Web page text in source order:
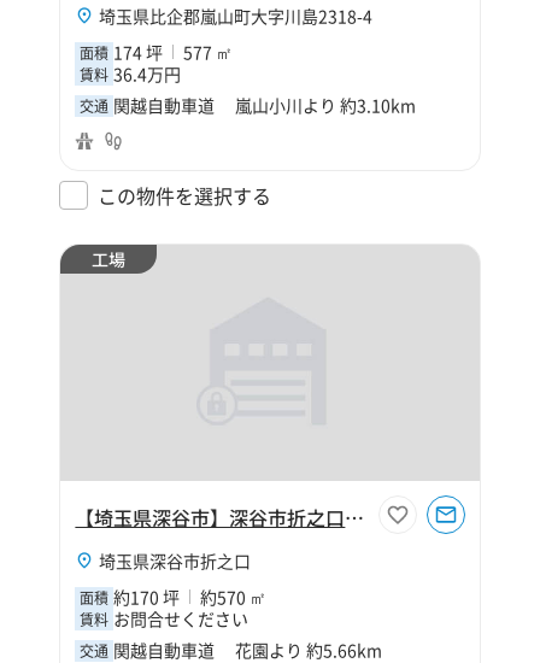
埼玉県比企郡嵐山町大字川島2318-4
面積 174 坪 577 ㎡
賃料 36.4万円
交通 関越自動車道 嵐山小川より 約3.10km
この物件を選択する
工場
【埼玉県深谷市】深谷市折之口170坪工場
埼玉県深谷市折之口
面積 約170 坪 約570 ㎡
賃料 お問合せください
交通 関越自動車道 花園より 約5.66km